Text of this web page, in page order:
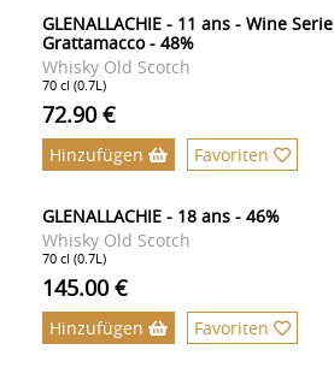
GLENALLACHIE - 11 ans - Wine Serie
Grattamacco - 48%
Whisky Old Scotch
70 cl (0.7L)
72.90 €
Hinzufügen Favoriten
GLENALLACHIE - 18 ans - 46%
Whisky Old Scotch
70 cl (0.7L)
145.00 €
Hinzufügen Favoriten